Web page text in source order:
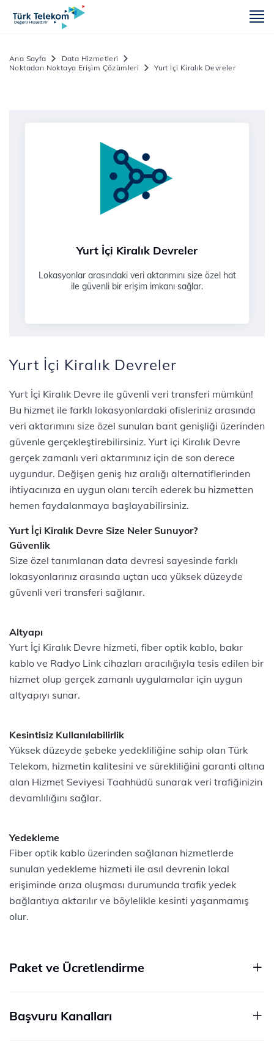
Ana Sayfa
Data Hizmetleri
Noktadan Noktaya Erişim Çözümleri
Yurt İçi Kiralık Devreler
Yurt İçi Kiralık Devreler
Lokasyonlar arasındaki veri aktarımını size özel hat
ile güvenli bir erişim imkanı sağlar.
Yurt İçi Kiralık Devreler
Yurt İçi Kiralık Devre ile güvenli veri transferi mümkün!
Bu hizmet ile farklı lokasyonlardaki ofisleriniz arasında
veri aktarımını size özel sunulan bant genişliği üzerinden
güvenle gerçekleştirebilirsiniz. Yurt içi Kiralık Devre
gerçek zamanlı veri aktarımınız için de son derece
uygundur. Değişen geniş hız aralığı alternatiflerinden
ihtiyacınıza en uygun olanı tercih ederek bu hizmetten
hemen faydalanmaya başlayabilirsiniz.
Yurt İçi Kiralık Devre Size Neler Sunuyor?
Güvenlik
Size özel tanımlanan data devresi sayesinde farklı
lokasyonlarınız arasında uçtan uca yüksek düzeyde
güvenli veri transferi sağlanır.
Altyapı
Yurt İçi Kiralık Devre hizmeti, fiber optik kablo, bakır
kablo ve Radyo Link cihazları aracılığıyla tesis edilen bir
hizmet olup gerçek zamanlı uygulamalar için uygun
altyapıyı sunar.
Kesintisiz Kullanılabilirlik
Yüksek düzeyde şebeke yedekliliğine sahip olan Türk
Telekom, hizmetin kalitesini ve sürekliliğini garanti altına
alan Hizmet Seviyesi Taahhüdü sunarak veri trafiğinizin
devamlılığını sağlar.
Yedekleme
Fiber optik kablo üzerinden sağlanan hizmetlerde
sunulan yedekleme hizmeti ile asıl devrenin lokal
erişiminde arıza oluşması durumunda trafik yedek
bağlantıya aktarılır ve böylelikle kesinti yaşanmamış
olur.
Paket ve Ücretlendirme
Başvuru Kanalları